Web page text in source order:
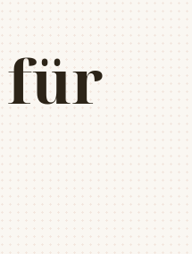
für